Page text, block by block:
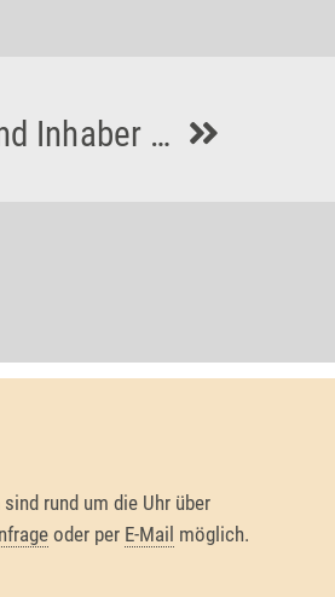
Inhaber …
rund um die Uhr über
oder per E-Mail möglich.